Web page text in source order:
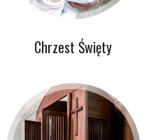
Chrzest Święty